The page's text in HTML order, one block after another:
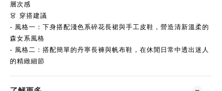
層次感
👗 穿搭建議
- 風格一：下身搭配淺色系碎花長裙與手工皮鞋，營造清新溫柔的
森女系風格
- 風格二：搭配簡單的丹寧長褲與帆布鞋，在休閒日常中透出迷人
的精緻細節